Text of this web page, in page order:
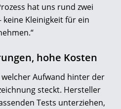
hat uns rund zwei
Kleinigkeit für ein
hohe Kosten
Aufwand hinter der
steckt. Hersteller
Tests unterziehen,